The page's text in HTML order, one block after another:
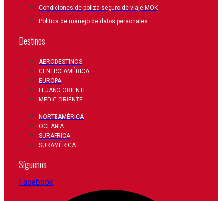
Condiciones de poliza seguro de viaje MOK
Politica de manejo de datos personales
Destinos
AERODESTINOS
CENTRO AMÉRICA
EUROPA
LEJANO ORIENTE
MEDIO ORIENTE
NORTEAMÉRICA
OCEANIA
SURAFRICA
SURAMÉRICA
Síguenos
Facebook